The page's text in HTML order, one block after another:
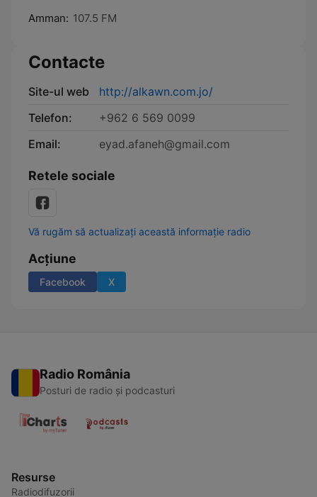
Amman: 107.5 FM
Contacte
Site-ul web
http://alkawn.com.jo/
Telefon:
+962 6 569 0099
Email:
eyad.afaneh@gmail.com
Retele sociale
Vă rugăm să actualizați această informație radio
Acțiune
Facebook X
Radio România
Posturi de radio și podcasturi
Resurse
Radiodifuzorii